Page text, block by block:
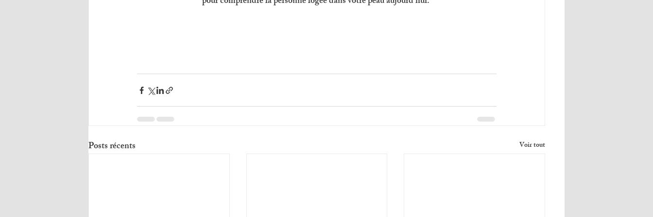
Posts récents Voir tout